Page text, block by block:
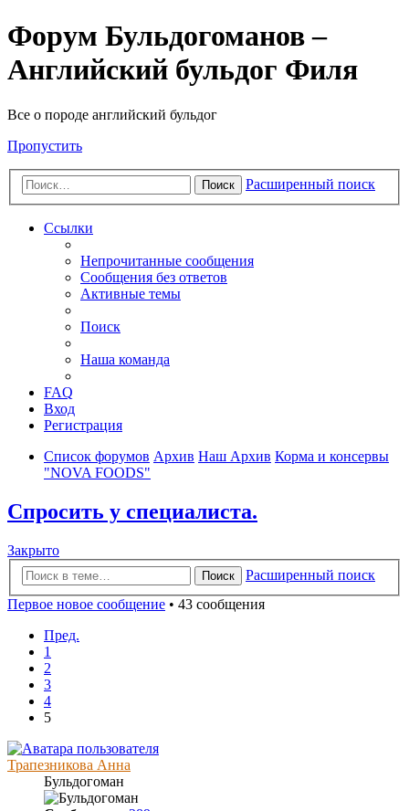
Форум Бульдогоманов –
Английский бульдог Филя
Все о породе английский бульдог
Пропустить
Поиск Расширенный поиск
Ссылки
Непрочитанные сообщения
Сообщения без ответов
Активные темы
Поиск
Наша команда
FAQ
Вход
Регистрация
Список форумов Архив Наш Архив Корма и консервы
"NOVA FOODS"
Спросить у специалиста.
Закрыто
Поиск
Расширенный поиск
Первое новое сообщение • 43 сообщения
Пред.
1
2
3
4
5
Трапезникова Анна
Бульдогоман